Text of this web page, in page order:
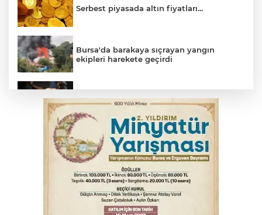
Serbest piyasada altın fiyatları...
Bursa'da barakaya sıçrayan yangın
ekipleri harekete geçirdi
Yargıtay’dan primle çalışanlara müjde
TOFAŞ Basketbol'da sağlık kontrolleri
başladı
Bursa’da bugün hava nasıl olacak?